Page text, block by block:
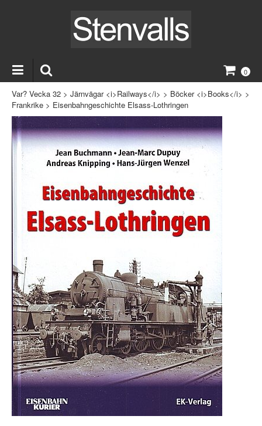
0
Var? Vecka 32 > Järnvägar <i>Railways</i> > Böcker <i>Books</i> >
Frankrike > Eisenbahngeschichte Elsass-Lothringen